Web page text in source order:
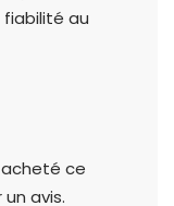
au
ce
avis.